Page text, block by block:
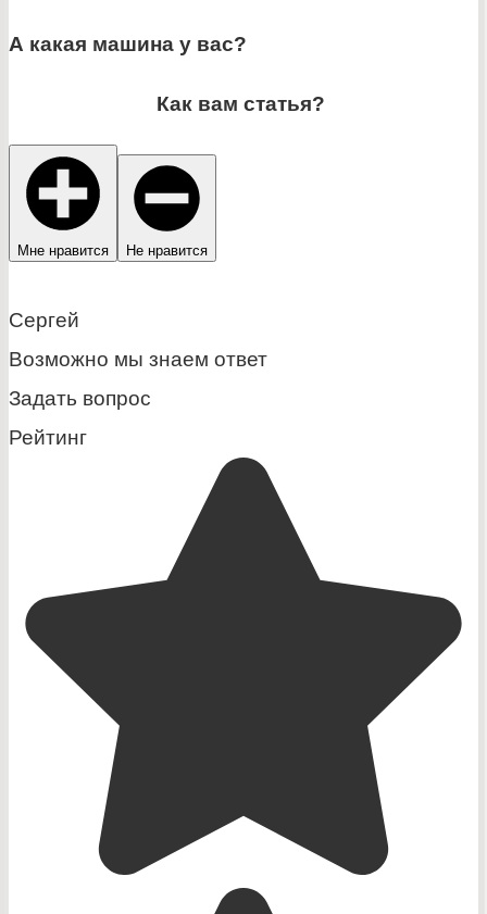
А какая машина у вас?
Как вам статья?
Мне нравится Не нравится
Сергей
Возможно мы знаем ответ
Задать вопрос
Рейтинг